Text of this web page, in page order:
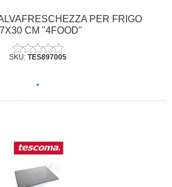
PER FRIGO
CM "4FOOD"
SKU: TES897005